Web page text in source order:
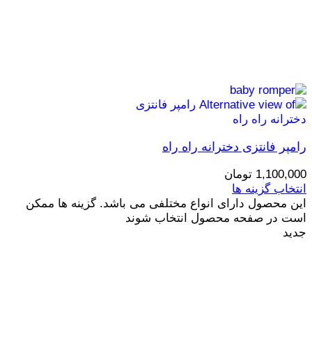
رامپر فانتزی دخترانه راه راه
1,100,000 تومان
انتخاب گزینه ها
این محصول دارای انواع مختلفی می باشد. گزینه ها ممکن
است در صفحه محصول انتخاب شوند
جدید